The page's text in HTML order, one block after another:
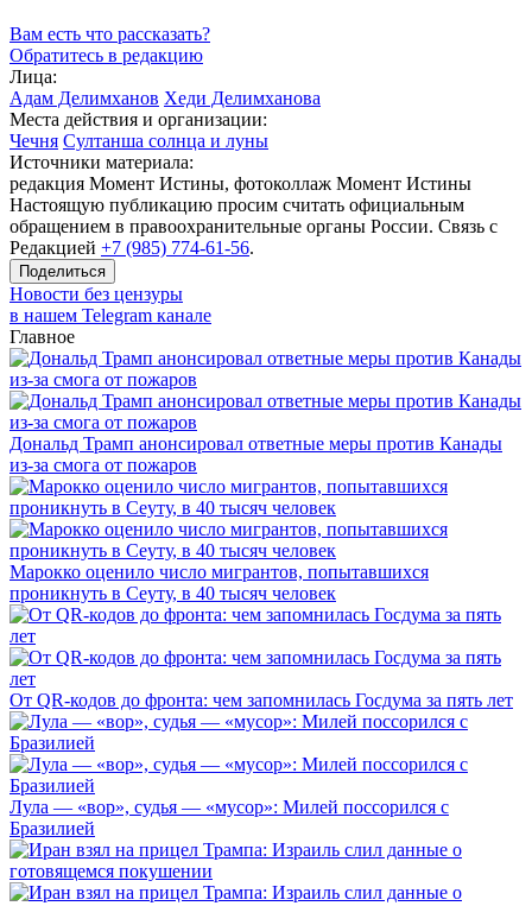
Вам есть что рассказать?
Обратитесь в редакцию
Лица:
Адам Делимханов Хеди Делимханова
Места действия и организации:
Чечня Султанша солнца и луны
Источники материала:
редакция Момент Истины, фотоколлаж Момент Истины
Настоящую публикацию просим считать официальным
обращением в правоохранительные органы России. Связь с
Редакцией +7 (985) 774-61-56.
Поделиться
Новости без цензуры
в нашем Telegram канале
Главное
Дональд Трамп анонсировал ответные меры против Канады
из-за смога от пожаров
Марокко оценило число мигрантов, попытавшихся
проникнуть в Сеуту, в 40 тысяч человек
От QR-кодов до фронта: чем запомнилась Госдума за пять лет
Лула — «вор», судья — «мусор»: Милей поссорился с
Бразилией